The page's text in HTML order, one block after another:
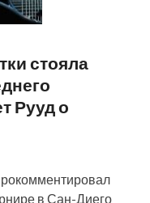
стояла
Рууд о
в Сан-Диего